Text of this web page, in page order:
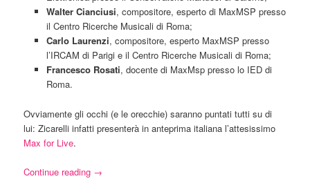
Walter Cianciusi, compositore, esperto di MaxMSP presso
il Centro Ricerche Musicali di Roma;
Carlo Laurenzi, compositore, esperto MaxMSP presso
l’IRCAM di Parigi e il Centro Ricerche Musicali di Roma;
Francesco Rosati, docente di MaxMsp presso lo IED di
Roma.
Ovviamente gli occhi (e le orecchie) saranno puntati tutti su di
lui: Zicarelli infatti presenterà in anteprima italiana l’attesissimo
Max for Live.
Continue reading →